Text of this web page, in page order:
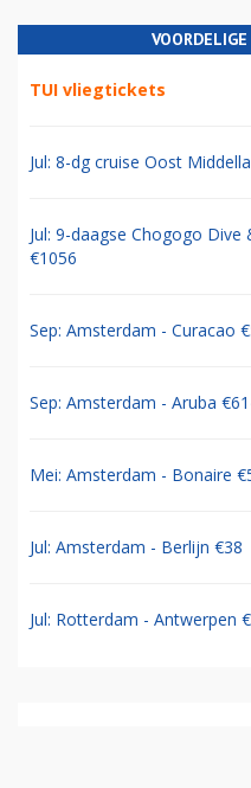
TUI vliegtickets
Jul: 8-dg cruise Oost
Jul: 9-daagse Chogogo Dive
€1056
Sep: Amsterdam - Curacao
Sep: Amsterdam - Aruba
Mei: Amsterdam - Bonaire
Jul: Amsterdam - Berlijn €38
Jul: Rotterdam - Antwerpen